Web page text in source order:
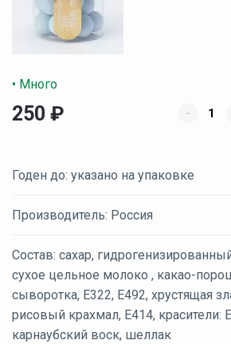
• Много
250 ₽ -
Годен до: указано на упаковке
Производитель: Россия
Состав: сахар,
сухое цельное молоко , какао-
сыворотка, Е322, Е492, хрустящая
рисовый крахмал, Е414, красители:
карнаубский воск, шеллак